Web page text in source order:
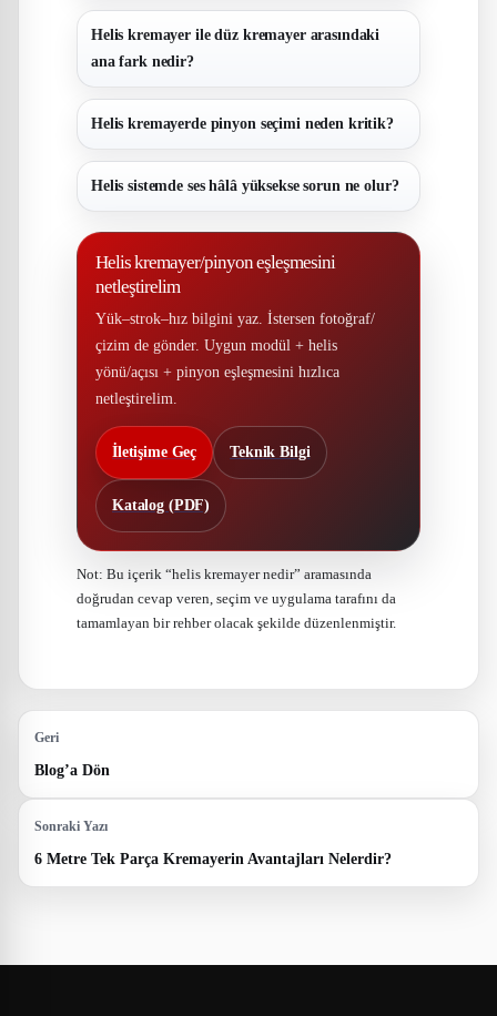
Helis kremayer ile düz kremayer arasındaki
ana fark nedir?
Helis kremayerde pinyon seçimi neden kritik?
Helis sistemde ses hâlâ yüksekse sorun ne olur?
Helis kremayer/pinyon eşleşmesini
netleştirelim
Yük–strok–hız bilgini yaz. İstersen fotoğraf/
çizim de gönder. Uygun modül + helis
yönü/açısı + pinyon eşleşmesini hızlıca
netleştirelim.
İletişime Geç Teknik Bilgi
Katalog (PDF)
Not: Bu içerik “helis kremayer nedir” aramasında
doğrudan cevap veren, seçim ve uygulama tarafını da
tamamlayan bir rehber olacak şekilde düzenlenmiştir.
Geri
Blog’a Dön
Sonraki Yazı
6 Metre Tek Parça Kremayerin Avantajları Nelerdir?